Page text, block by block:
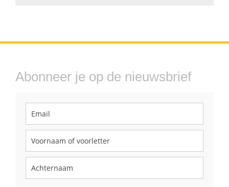
Abonneer je op de nieuwsbrief